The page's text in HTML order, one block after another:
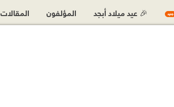
جديد 🎉 عيد ميلاد أبجد المؤلفون المقالات